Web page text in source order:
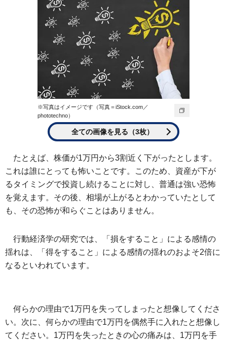
※写真はイメージです（写真＝iStock.com／
phototechno）
全ての画像を見る（3枚）
たとえば、株価が1万円から3割近く下がったとします。
これは誰にとっても怖いことです。このため、資産が下が
るタイミングで投資し続けることに対し、普通は強い恐怖
を覚えます。その後、相場が上がるとわかっていたとして
も、その恐怖が和らぐことはありません。
行動経済学の研究では、「損をすること」による感情の
揺れは、「得をすること」による感情の揺れのおよそ2倍に
なるといわれています。
何らかの理由で1万円を失ってしまったと想像してくださ
い。次に、何らかの理由で1万円を偶然手に入れたと想像し
てください。1万円を失ったときの心の痛みは、1万円を手